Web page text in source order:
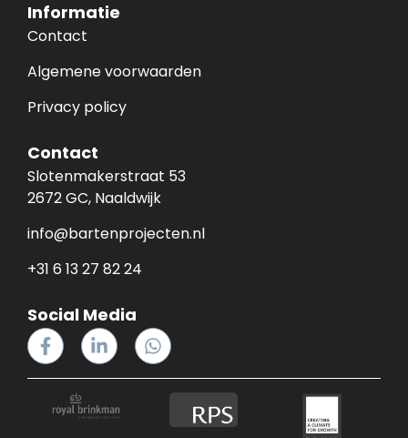
Informatie
Contact
Algemene voorwaarden
Privacy policy
Contact
Slotenmakerstraat 53
2672 GC, Naaldwijk
info@bartenprojecten.nl
+31 6 13 27 82 24
Social Media